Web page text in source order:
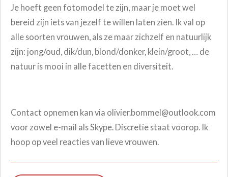
Je hoeft geen fotomodel te zijn, maar je moet wel
bereid zijn iets van jezelf te willen laten zien. Ik val op
alle soorten vrouwen, als ze maar zichzelf en natuurlijk
zijn: jong/oud, dik/dun, blond/donker, klein/groot, … de
natuur is mooi in alle facetten en diversiteit.
Contact opnemen kan via olivier.bommel@outlook.com
voor zowel e-mail als Skype. Discretie staat voorop. Ik
hoop op veel reacties van lieve vrouwen.